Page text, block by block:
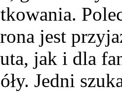
jest
jak i dla
Jedni